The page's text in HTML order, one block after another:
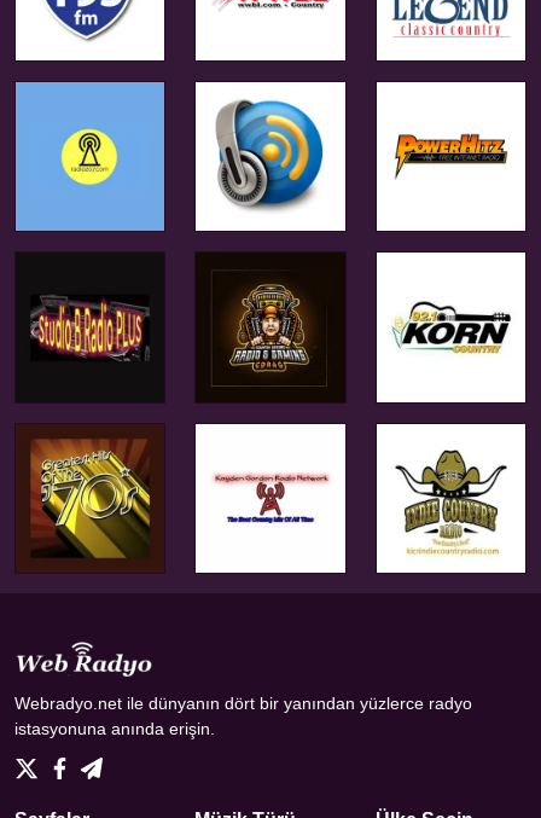
Webradyo.net ile dünyanın dört bir yanından yüzlerce radyo
istasyonuna anında erişin.